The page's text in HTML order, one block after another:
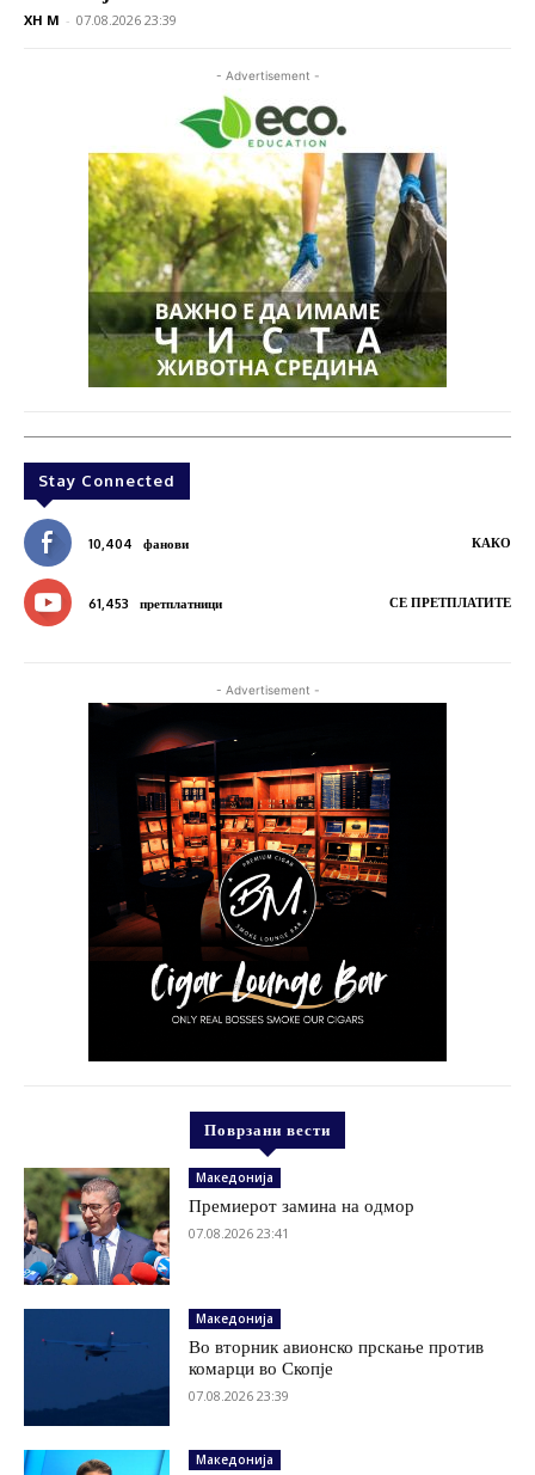
XH M - 07.08.2026 23:39
- Advertisement -
Stay Connected
10,404 фанови КАКО
61,453 претплатници СЕ ПРЕТПЛАТИТЕ
- Advertisement -
Поврзани вести
Македонија
Премиерот замина на одмор
07.08.2026 23:41
Македонија
Во вторник авионско прскање против
комарци во Скопје
07.08.2026 23:39
Македонија